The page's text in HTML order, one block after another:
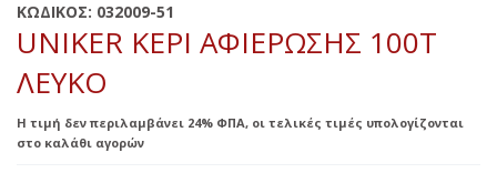
ΚΩΔΙΚΟΣ: 032009-51
UNIKER ΚΕΡΙ ΑΦΙΕΡΩΣΗΣ 100Τ
ΛΕΥΚΟ
Η τιμή δεν περιλαμβάνει 24% ΦΠΑ, οι τελικές τιμές υπολογίζονται
στο καλάθι αγορών